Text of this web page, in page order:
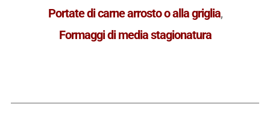
Portate di carne arrosto o alla griglia,
Formaggi di media stagionatura